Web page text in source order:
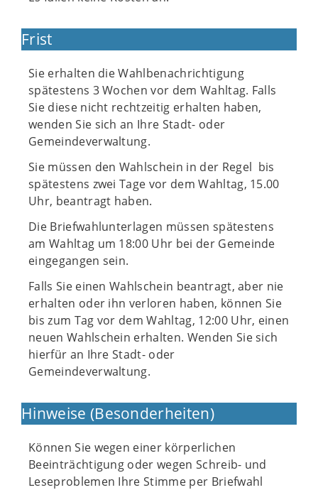
Frist
Sie erhalten die Wahlbenachrichtigung
spätestens 3 Wochen vor dem Wahltag. Falls
Sie diese nicht rechtzeitig erhalten haben,
wenden Sie sich an Ihre Stadt- oder
Gemeindeverwaltung.
Sie müssen den Wahlschein in der Regel bis
spätestens zwei Tage vor dem Wahltag, 15.00
Uhr, beantragt haben.
Die Briefwahlunterlagen müssen spätestens
am Wahltag um 18:00 Uhr bei der Gemeinde
eingegangen sein.
Falls Sie einen Wahlschein beantragt, aber nie
erhalten oder ihn verloren haben, können Sie
bis zum Tag vor dem Wahltag, 12:00 Uhr, einen
neuen Wahlschein erhalten. Wenden Sie sich
hierfür an Ihre Stadt- oder
Gemeindeverwaltung.
Hinweise (Besonderheiten)
Können Sie wegen einer körperlichen
Beeinträchtigung oder wegen Schreib- und
Leseproblemen Ihre Stimme per Briefwahl